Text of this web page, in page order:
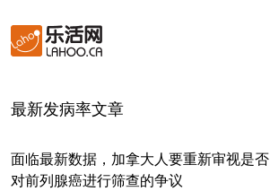
最新发病率文章
面临最新数据，加拿大人要重新审视是否
对前列腺癌进行筛查的争议